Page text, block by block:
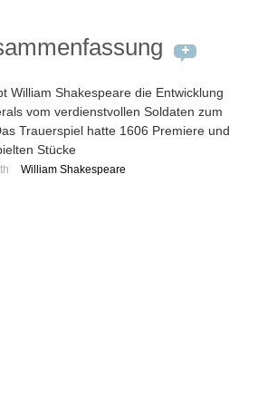
William Shakespeare die Entwicklung
vom verdienstvollen Soldaten zum
Trauerspiel hatte 1606 Premiere und
Stücke
William Shakespeare